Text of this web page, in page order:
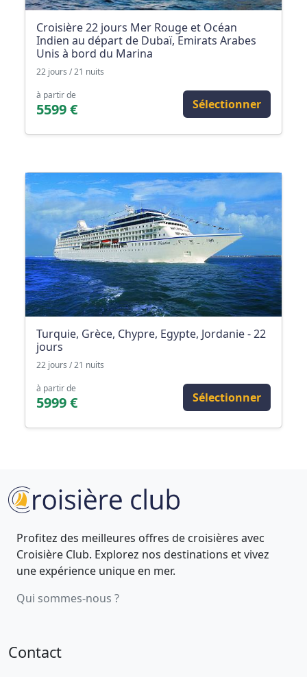
Croisière 22 jours Mer Rouge et Océan
Indien au départ de Dubaï, Emirats Arabes
Unis à bord du Marina
22 jours / 21 nuits
à partir de
5599 € Sélectionner
Turquie, Grèce, Chypre, Egypte, Jordanie - 22
jours
22 jours / 21 nuits
à partir de
5999 € Sélectionner
Profitez des meilleures offres de croisières avec
Croisière Club. Explorez nos destinations et vivez
une expérience unique en mer.
Qui sommes-nous ?
Contact